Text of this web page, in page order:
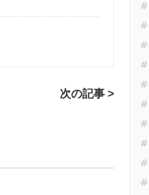
次の記事 >